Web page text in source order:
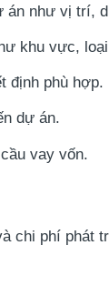
án như vị trí,
khu vực,
định phù hợp.
dự án.
vay vốn.
chi phí phát